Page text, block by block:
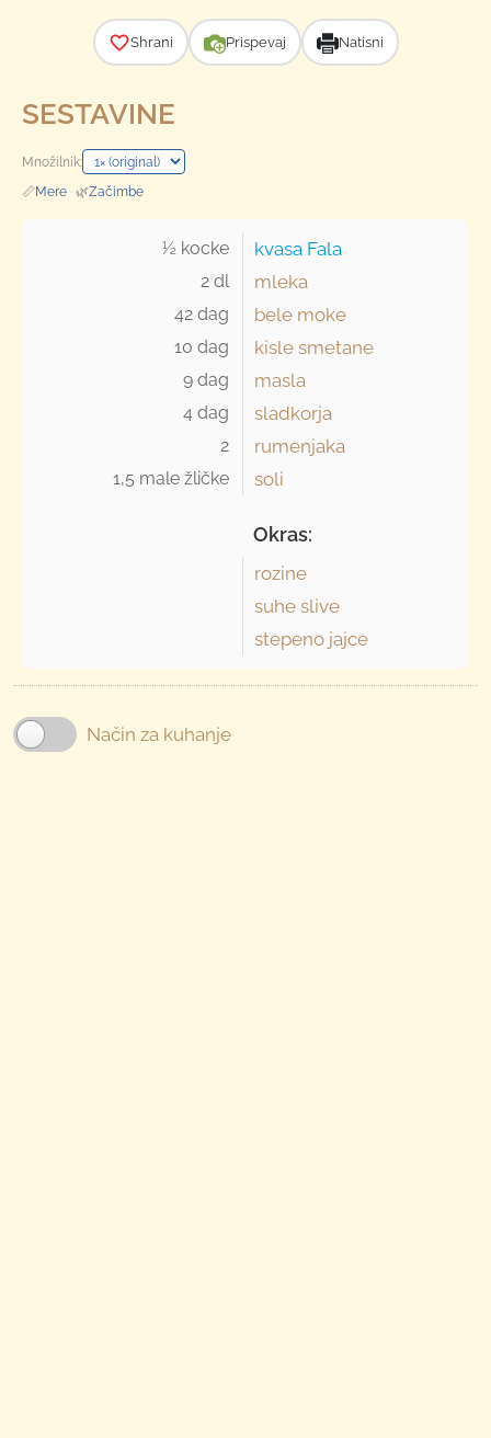
Shrani Prispevaj Natisni
SESTAVINE
Množilnik:
📏Mere · 🌿Začimbe
½ kocke kvasa Fala
2 dl mleka
42 dag bele moke
10 dag kisle smetane
9 dag masla
4 dag sladkorja
2 rumenjaka
1,5 male žličke soli
Okras:
rozine
suhe slive
stepeno jajce
Način za kuhanje